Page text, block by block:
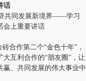
话
共同发展新境界——学习
会上重要讲话
合作第二个“金色十年”，
互利合作的“朋友圈”，让
、共同发展的伟大事业中